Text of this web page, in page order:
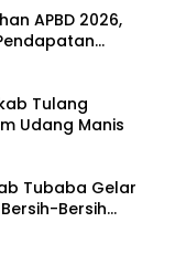
APBD 2026,
Tulang
Udang Manis
Tubaba Gelar
Bersih